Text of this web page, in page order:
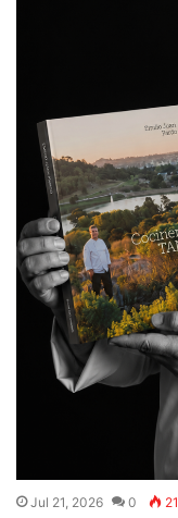
Jul 21, 2026 0 21